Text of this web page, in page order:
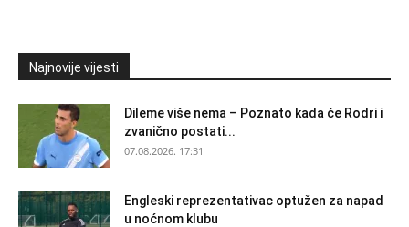
Najnovije vijesti
Dileme više nema – Poznato kada će Rodri i
zvanično postati...
07.08.2026. 17:31
Engleski reprezentativac optužen za napad
u noćnom klubu